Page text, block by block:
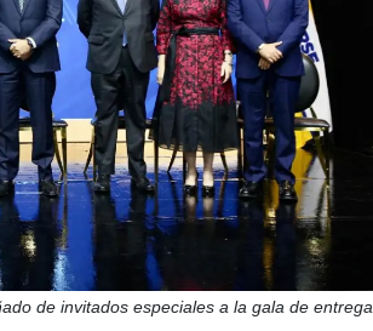
de invitados especiales a la gala de entrega